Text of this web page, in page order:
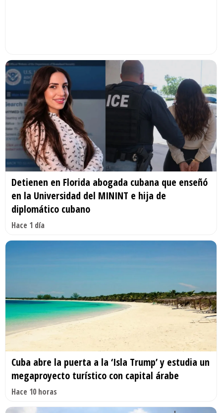
Detienen en Florida abogada cubana que enseñó
en la Universidad del MININT e hija de
diplomático cubano
Hace 1 día
Cuba abre la puerta a la ‘Isla Trump’ y estudia un
megaproyecto turístico con capital árabe
Hace 10 horas